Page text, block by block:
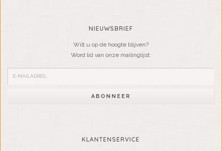
NIEUWSBRIEF
Wilt u op de hoogte blijven?
Word lid van onze mailinglijst:
ABONNEER
KLANTENSERVICE